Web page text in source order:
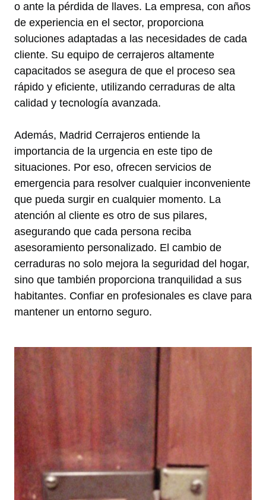
o ante la pérdida de llaves. La empresa, con años
de experiencia en el sector, proporciona
soluciones adaptadas a las necesidades de cada
cliente. Su equipo de cerrajeros altamente
capacitados se asegura de que el proceso sea
rápido y eficiente, utilizando cerraduras de alta
calidad y tecnología avanzada.
Además, Madrid Cerrajeros entiende la
importancia de la urgencia en este tipo de
situaciones. Por eso, ofrecen servicios de
emergencia para resolver cualquier inconveniente
que pueda surgir en cualquier momento. La
atención al cliente es otro de sus pilares,
asegurando que cada persona reciba
asesoramiento personalizado. El cambio de
cerraduras no solo mejora la seguridad del hogar,
sino que también proporciona tranquilidad a sus
habitantes. Confiar en profesionales es clave para
mantener un entorno seguro.